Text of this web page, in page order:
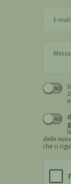
delle
che ci